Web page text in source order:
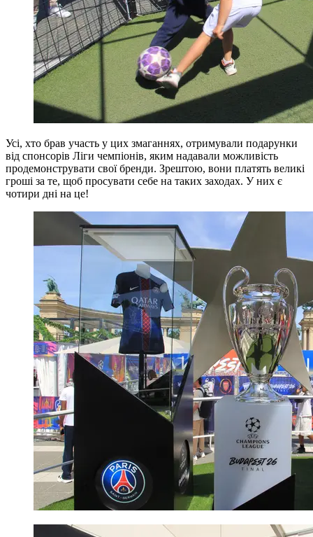
Усі, хто брав участь у цих змаганнях, отримували подарунки
від спонсорів Ліги чемпіонів, яким надавали можливість
продемонструвати свої бренди. Зрештою, вони платять великі
гроші за те, щоб просувати себе на таких заходах. У них є
чотири дні на це!